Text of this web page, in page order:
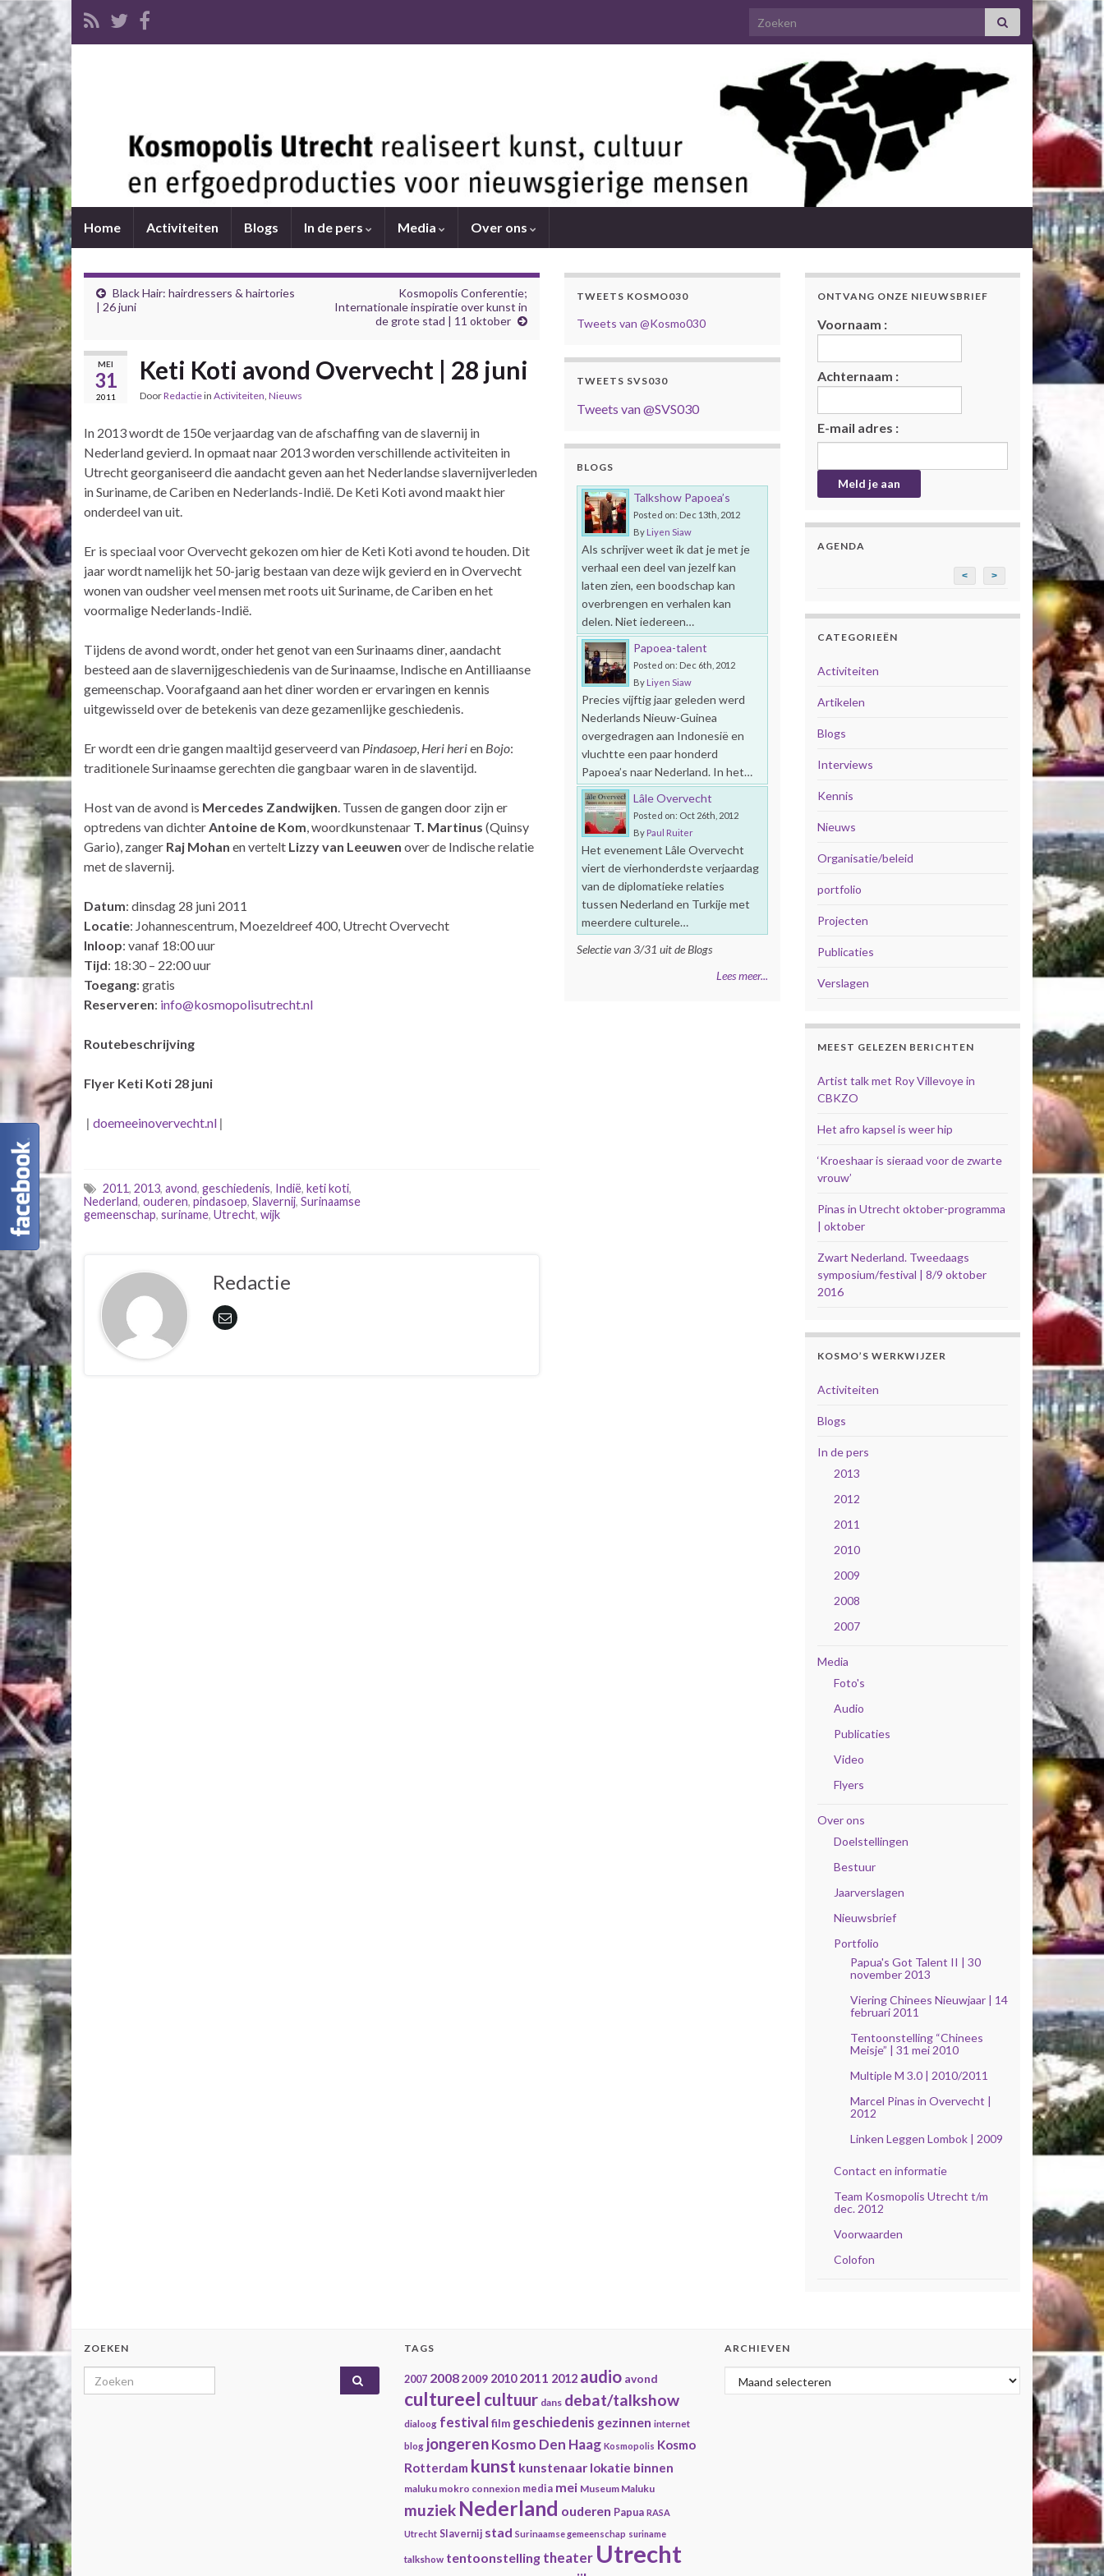
Search for:
Home Activiteiten Blogs In de pers Media Over ons
Black Hair: hairdressers & hairtories
| 26 juni
Kosmopolis Conferentie;
Internationale inspiratie over kunst in
de grote stad | 11 oktober
MEI
31
2011
Keti Koti avond Overvecht | 28 juni
DoorRedactiein Activiteiten, Nieuws
In 2013 wordt de 150e verjaardag van de afschaffing van de slavernij in
Nederland gevierd. In opmaat naar 2013 worden verschillende activiteiten in
Utrecht georganiseerd die aandacht geven aan het Nederlandse slavernijverleden
in Suriname, de Cariben en Nederlands-Indië. De Keti Koti avond maakt hier
onderdeel van uit.
Er is speciaal voor Overvecht gekozen om hier de Keti Koti avond te houden. Dit
jaar wordt namelijk het 50-jarig bestaan van deze wijk gevierd en in Overvecht
wonen van oudsher veel mensen met roots uit Suriname, de Cariben en het
voormalige Nederlands-Indië.
Tijdens de avond wordt, onder het genot van een Surinaams diner, aandacht
besteed aan de slavernijgeschiedenis van de Surinaamse, Indische en Antilliaanse
gemeenschap. Voorafgaand aan het diner worden er ervaringen en kennis
uitgewisseld over de betekenis van deze gezamenlijke geschiedenis.
Er wordt een drie gangen maaltijd geserveerd van Pindasoep, Heri herien Bojo:
traditionele Surinaamse gerechten die gangbaar waren in de slaventijd.
Host van de avond is Mercedes Zandwijken. Tussen de gangen door zijn er
optredens van dichterAntoine de Kom, woordkunstenaar T. Martinus (Quinsy
Gario), zanger Raj Mohan en vertelt Lizzy van Leeuwen over de Indische relatie
met de slavernij.
Datum: dinsdag 28 juni 2011
Locatie: Johannescentrum, Moezeldreef 400, Utrecht Overvecht
Inloop: vanaf 18:00 uur
Tijd: 18:30 – 22:00 uur
Toegang: gratis
Reserveren: info@kosmopolisutrecht.nl
Routebeschrijving
Flyer Keti Koti 28 juni
| doemeeinovervecht.nl |
2011, 2013, avond, geschiedenis, Indië, keti koti,
Nederland, ouderen, pindasoep, Slavernij, Surinaamse
gemeenschap, suriname, Utrecht, wijk
Redactie
TWEETS KOSMO030
Tweets van @Kosmo030
TWEETS SVS030
Tweets van @SVS030
BLOGS
Talkshow Papoea’s
Posted on: Dec 13th, 2012
By Liyen Siaw
Als schrijver weet ik dat je met je
verhaal een deel van jezelf kan
laten zien, een boodschap kan
overbrengen en verhalen kan
delen. Niet iedereen…
Papoea-talent
Posted on: Dec 6th, 2012
By Liyen Siaw
Precies vijftig jaar geleden werd
Nederlands Nieuw-Guinea
overgedragen aan Indonesië en
vluchtte een paar honderd
Papoea’s naar Nederland. In het…
Lâle Overvecht
Posted on: Oct 26th, 2012
By Paul Ruiter
Het evenement Lâle Overvecht
viert de vierhonderdste verjaardag
van de diplomatieke relaties
tussen Nederland en Turkije met
meerdere culturele…
Selectie van 3/31 uit de Blogs
Lees meer...
ONTVANG ONZE NIEUWSBRIEF
Voornaam :
Achternaam :
E-mail adres :
AGENDA
< >
CATEGORIEËN
Activiteiten
Artikelen
Blogs
Interviews
Kennis
Nieuws
Organisatie/beleid
portfolio
Projecten
Publicaties
Verslagen
MEEST GELEZEN BERICHTEN
Artist talk met Roy Villevoye in
CBKZO
Het afro kapsel is weer hip
‘Kroeshaar is sieraad voor de zwarte
vrouw’
Pinas in Utrecht oktober-programma
| oktober
Zwart Nederland. Tweedaags
symposium/festival | 8/9 oktober
2016
KOSMO’S WERKWIJZER
Activiteiten
Blogs
In de pers
2013
2012
2011
2010
2009
2008
2007
Media
Foto's
Audio
Publicaties
Video
Flyers
Over ons
Doelstellingen
Bestuur
Jaarverslagen
Nieuwsbrief
Portfolio
Papua's Got Talent II | 30
november 2013
Viering Chinees Nieuwjaar | 14
februari 2011
Tentoonstelling “Chinees
Meisje” | 31 mei 2010
Multiple M 3.0 | 2010/2011
Marcel Pinas in Overvecht |
2012
Linken Leggen Lombok | 2009
Contact en informatie
Team Kosmopolis Utrecht t/m
dec. 2012
Voorwaarden
Colofon
ZOEKEN
Search for:
TAGS
2007 20082009 2010 2011 2012 audio avond
cultureel cultuur dans debat/talkshow
dialoog festival film geschiedenis gezinnen internet
blog jongerenKosmo Den Haag Kosmopolis Kosmo
Rotterdam kunst kunstenaar lokatie binnen
maluku mokro connexion media mei Museum Maluku
muziek Nederland ouderen Papua RASA
Utrecht Slavernij stad Surinaamse gemeenschap suriname
talkshow tentoonstelling theater Utrecht
ARCHIEVEN
Archieven